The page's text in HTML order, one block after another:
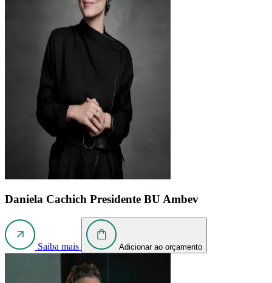
Daniela Cachich Presidente BU Ambev
Saiba mais Adicionar ao orçamento